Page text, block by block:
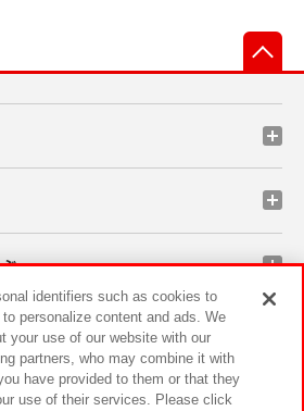
ーン
identifiers such as cookies to
personalize content and ads. We
your use of our website with our
partners, who may combine it with
have provided to them or that they
use of their services. Please click